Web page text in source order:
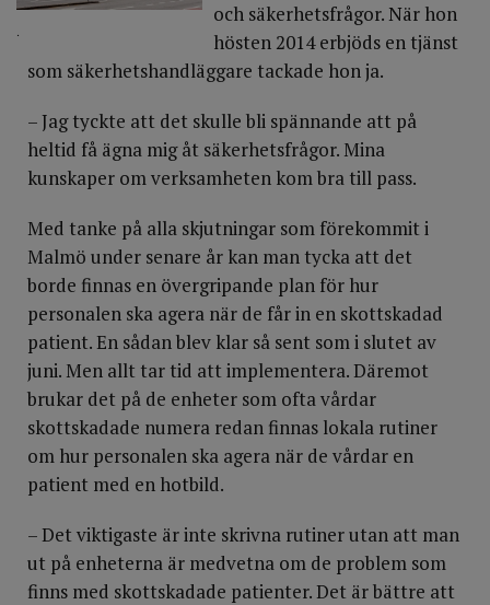
.
och säkerhetsfrågor. När hon
hösten 2014 erbjöds en tjänst
som säkerhetshandläggare tackade hon ja.
– Jag tyckte att det skulle bli spännande att på
heltid få ägna mig åt säkerhetsfrågor. Mina
kunskaper om verksamheten kom bra till pass.
Med tanke på alla skjutningar som förekommit i
Malmö under senare år kan man tycka att det
borde finnas en övergripande plan för hur
personalen ska agera när de får in en skottskadad
patient. En sådan blev klar så sent som i slutet av
juni. Men allt tar tid att implementera. Däremot
brukar det på de enheter som ofta vårdar
skottskadade numera redan finnas lokala rutiner
om hur personalen ska agera när de vårdar en
patient med en hotbild.
– Det viktigaste är inte skrivna rutiner utan att man
ut på enheterna är medvetna om de problem som
finns med skottskadade patienter. Det är bättre att